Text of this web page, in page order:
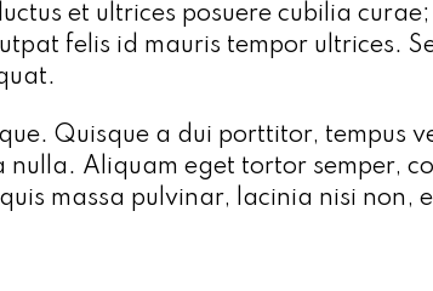
et ultrices posuere cubilia
felis id mauris tempor ultrices.
Quisque a dui porttitor, tempus
Aliquam eget tortor semper,
massa pulvinar, lacinia nisi non,